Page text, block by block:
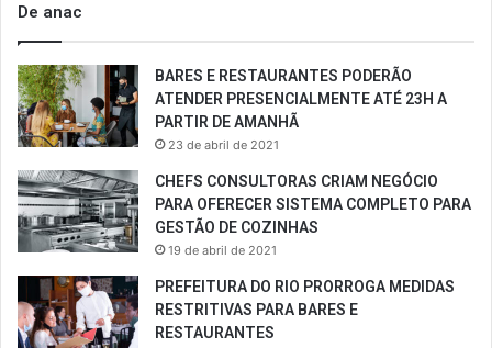
De anac
BARES E RESTAURANTES PODERÃO
ATENDER PRESENCIALMENTE ATÉ 23H A
PARTIR DE AMANHÃ
23 de abril de 2021
CHEFS CONSULTORAS CRIAM NEGÓCIO
PARA OFERECER SISTEMA COMPLETO PARA
GESTÃO DE COZINHAS
19 de abril de 2021
PREFEITURA DO RIO PRORROGA MEDIDAS
RESTRITIVAS PARA BARES E
RESTAURANTES